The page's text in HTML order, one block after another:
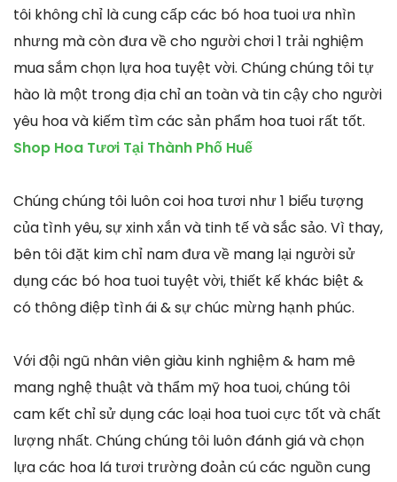
tôi không chỉ là cung cấp các bó hoa tuoi ưa nhìn
nhưng mà còn đưa về cho người chơi 1 trải nghiệm
mua sắm chọn lựa hoa tuyệt vời. Chúng chúng tôi tự
hào là một trong địa chỉ an toàn và tin cậy cho người
yêu hoa và kiếm tìm các sản phẩm hoa tuoi rất tốt.
Shop Hoa Tươi Tại Thành Phố Huế
Chúng chúng tôi luôn coi hoa tươi như 1 biểu tượng
của tình yêu, sự xinh xắn và tinh tế và sắc sảo. Vì thay,
bên tôi đặt kim chỉ nam đưa về mang lại người sử
dụng các bó hoa tuoi tuyệt vời, thiết kế khác biệt &
có thông điệp tình ái & sự chúc mừng hạnh phúc.
Với đội ngũ nhân viên giàu kinh nghiệm & ham mê
mang nghệ thuật và thẩm mỹ hoa tuoi, chúng tôi
cam kết chỉ sử dụng các loại hoa tuoi cực tốt và chất
lượng nhất. Chúng chúng tôi luôn đánh giá và chọn
lựa các hoa lá tươi trường đoản cú các nguồn cung